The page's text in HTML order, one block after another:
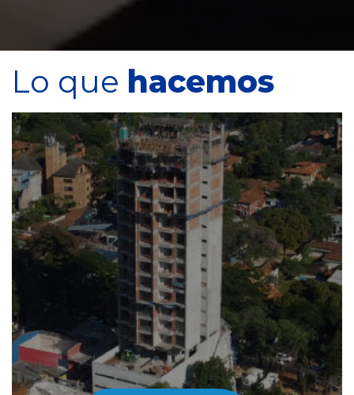
Lo que hacemos